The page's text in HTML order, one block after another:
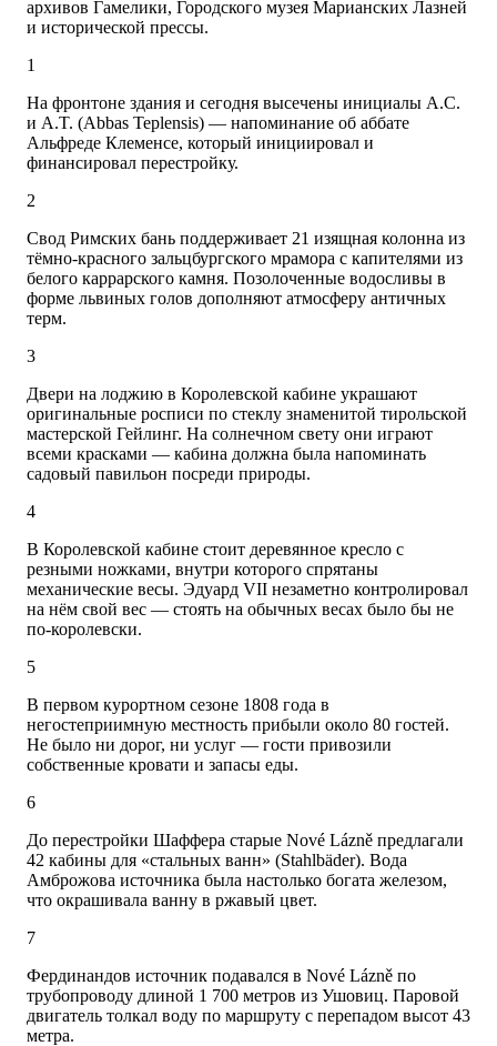
архивов Гамелики, Городского музея Марианских Лазней
и исторической прессы.
1
На фронтоне здания и сегодня высечены инициалы A.C.
и A.T. (Abbas Teplensis) — напоминание об аббате
Альфреде Клеменсе, который инициировал и
финансировал перестройку.
2
Свод Римских бань поддерживает 21 изящная колонна из
тёмно-красного зальцбургского мрамора с капителями из
белого каррарского камня. Позолоченные водосливы в
форме львиных голов дополняют атмосферу античных
терм.
3
Двери на лоджию в Королевской кабине украшают
оригинальные росписи по стеклу знаменитой тирольской
мастерской Гейлинг. На солнечном свету они играют
всеми красками — кабина должна была напоминать
садовый павильон посреди природы.
4
В Королевской кабине стоит деревянное кресло с
резными ножками, внутри которого спрятаны
механические весы. Эдуард VII незаметно контролировал
на нём свой вес — стоять на обычных весах было бы не
по-королевски.
5
В первом курортном сезоне 1808 года в
негостеприимную местность прибыли около 80 гостей.
Не было ни дорог, ни услуг — гости привозили
собственные кровати и запасы еды.
6
До перестройки Шаффера старые Nové Lázně предлагали
42 кабины для «стальных ванн» (Stahlbäder). Вода
Амброжова источника была настолько богата железом,
что окрашивала ванну в ржавый цвет.
7
Фердинандов источник подавался в Nové Lázně по
трубопроводу длиной 1 700 метров из Ушовиц. Паровой
двигатель толкал воду по маршруту с перепадом высот 43
метра.